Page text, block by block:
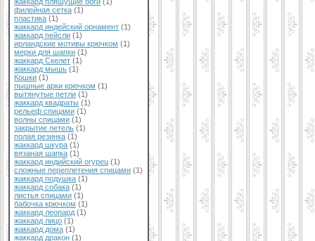
филейная сетка (1)
пластика (1)
жаккард индейский орнамент (1)
жаккард пейсли (1)
ирландские мотивы крючком (1)
мерки для шапки (1)
жаккард Скелет (1)
жаккард мышь (1)
Кошки (1)
пышные арки крючком (1)
вытянутые петли (1)
жаккард квадраты (1)
рельеф спицами (1)
волны спицами (1)
закрытие петель (1)
полая резинка (1)
жаккард шкура (1)
вязаная шапка (1)
жаккард индийский огурец (1)
сложные переплетения спицами (1)
жаккард подушка (1)
жаккард собака (1)
листья спицами (1)
бабочка крючком (1)
жаккард леопард (1)
жаккард лицо (1)
жаккард дома (1)
жаккард дракон (1)